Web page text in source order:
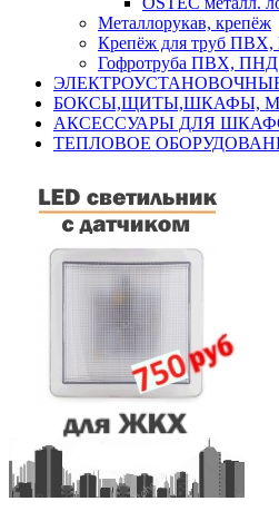
Металлорукав, крепёж
Крепёж для труб
Гофротруба ПВХ, ПНД
БОКСЫ,ЩИТЫ,ШКАФЫ,
АКСЕССУАРЫ ДЛЯ
ТЕПЛОВОЕ